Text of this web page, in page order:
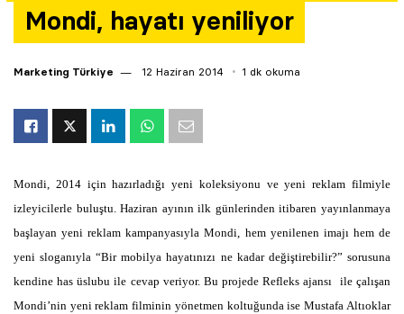
Mondi, hayatı yeniliyor
Marketing Türkiye 12 Haziran 2014 1 dk okuma
Mondi, 2014 için hazırladığı yeni koleksiyonu ve yeni reklam filmiyle
izleyicilerle buluştu. Haziran ayının ilk günlerinden itibaren yayınlanmaya
başlayan yeni reklam kampanyasıyla Mondi, hem yenilenen imajı hem de
yeni sloganıyla “Bir mobilya hayatınızı ne kadar değiştirebilir?” sorusuna
kendine has üslubu ile cevap veriyor. Bu projede Refleks ajansı ile çalışan
Mondi’nin yeni reklam filminin yönetmen koltuğunda ise Mustafa Altıoklar
Yazarlar
Araştırma